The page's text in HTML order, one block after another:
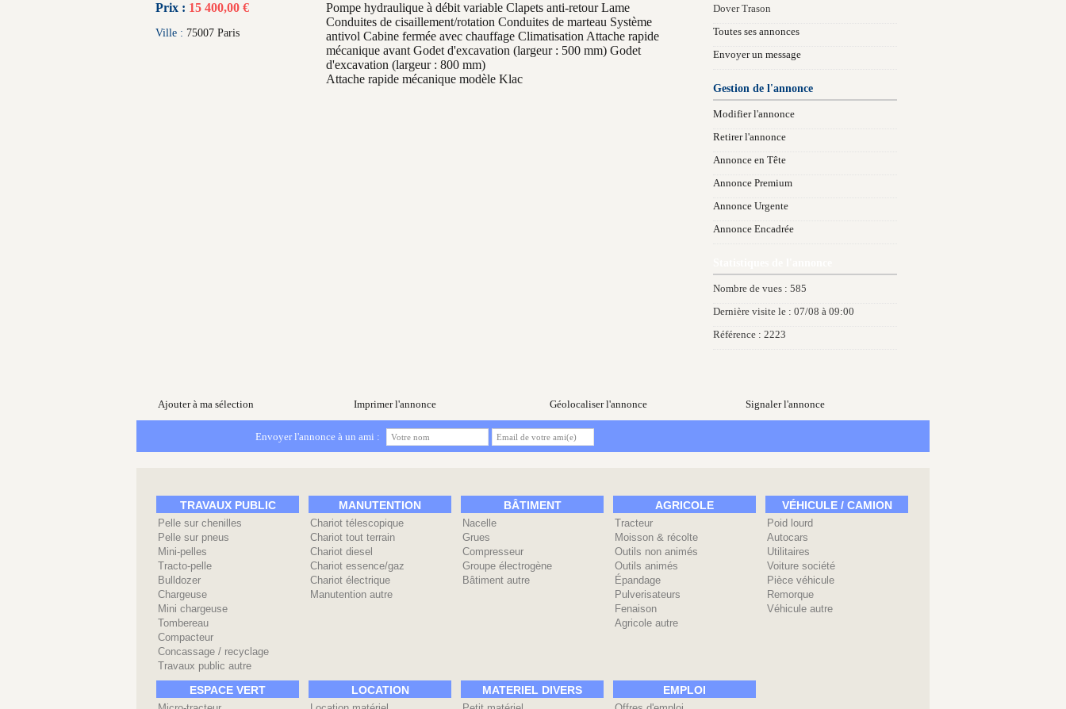
Prix : 15 400,00 €
Ville : 75007 Paris
Pompe hydraulique à débit variable Clapets anti-retour Lame
Conduites de cisaillement/rotation Conduites de marteau Système
antivol Cabine fermée avec chauffage Climatisation Attache rapide
mécanique avant Godet d'excavation (largeur : 500 mm) Godet
d'excavation (largeur : 800 mm)
Attache rapide mécanique modèle Klac
Dover Trason
Toutes ses annonces
Envoyer un message
Gestion de l'annonce
Modifier l'annonce
Retirer l'annonce
Annonce en Tête
Annonce Premium
Annonce Urgente
Annonce Encadrée
Nombre de vues : 585
Dernière visite le : 07/08 à 09:00
Référence : 2223
Ajouter à ma sélection Imprimer l'annonce Géolocaliser l'annonce Signaler l'annonce
Envoyer l'annonce à un ami :
TRAVAUX PUBLIC
Pelle sur chenilles
Pelle sur pneus
Mini-pelles
Tracto-pelle
Bulldozer
Chargeuse
Mini chargeuse
Tombereau
Compacteur
Concassage / recyclage
Travaux public autre
MANUTENTION
Chariot télescopique
Chariot tout terrain
Chariot diesel
Chariot essence/gaz
Chariot électrique
Manutention autre
BÂTIMENT
Nacelle
Grues
Compresseur
Groupe électrogène
Bâtiment autre
AGRICOLE
Tracteur
Moisson & récolte
Outils non animés
Outils animés
Épandage
Pulverisateurs
Fenaison
Agricole autre
VÉHICULE / CAMION
Poid lourd
Autocars
Utilitaires
Voiture société
Pièce véhicule
Remorque
Véhicule autre
ESPACE VERT LOCATION MATERIEL DIVERS EMPLOI